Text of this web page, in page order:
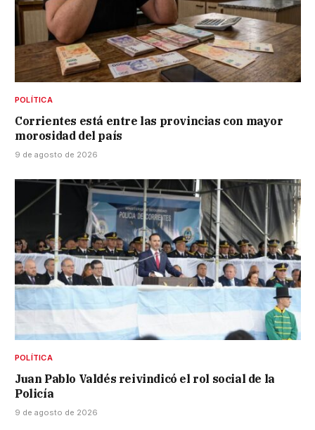
POLÍTICA
Corrientes está entre las provincias con mayor
morosidad del país
9 de agosto de 2026
POLÍTICA
Juan Pablo Valdés reivindicó el rol social de la
Policía
9 de agosto de 2026